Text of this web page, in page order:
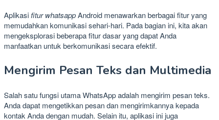
Aplikasifitur whatsappAndroid menawarkan berbagai fitur yang
memudahkan komunikasi sehari-hari. Pada bagian ini, kita akan
mengeksplorasi beberapa fitur dasar yang dapat Anda
manfaatkan untuk berkomunikasi secara efektif.
Mengirim Pesan Teks dan Multimedia
Salah satu fungsi utama WhatsApp adalah mengirim pesan teks.
Anda dapat mengetikkan pesan dan mengirimkannya kepada
kontak Anda dengan mudah. Selain itu, aplikasi ini juga